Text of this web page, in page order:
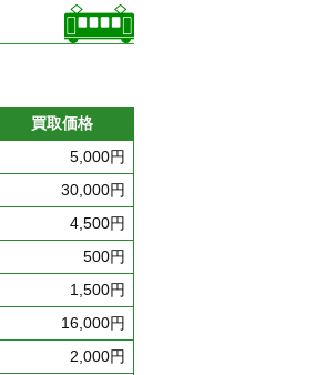
買取価格
5,000円
30,000円
4,500円
500円
1,500円
16,000円
2,000円